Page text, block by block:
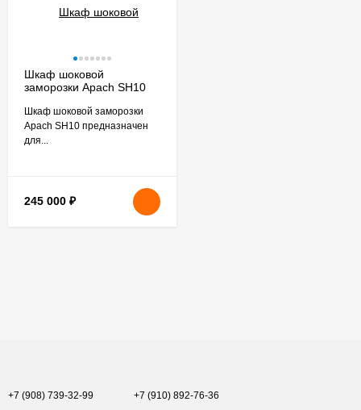
Шкаф шоковой
заморозки Apach SH10
Шкаф шоковой заморозки
Apach SH10 предназначен
для...
245 000 ₽
+7 (908) 739-32-99 +7 (910) 892-76-36